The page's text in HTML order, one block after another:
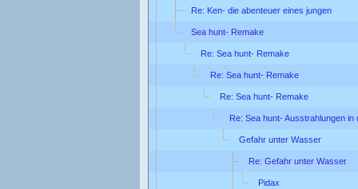
Re: Ken- die abenteuer eines jungen
Sea hunt- Remake
Re: Sea hunt- Remake
Re: Sea hunt- Remake
Re: Sea hunt- Remake
Re: Sea hunt- Ausstrahlungen in
Gefahr unter Wasser
Re: Gefahr unter Wasser
Pidax